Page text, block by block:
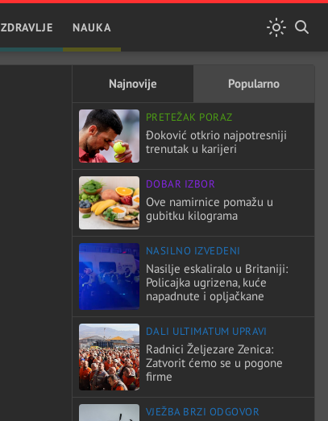
ZDRAVLJE NAUKA
Najnovije Popularno
PRETEŽAK PORAZ
Đoković otkrio najpotresniji
trenutak u karijeri
DOBAR IZBOR
Ove namirnice pomažu u
gubitku kilograma
NASILNO IZVEDENI
Nasilje eskaliralo u Britaniji:
Policajka ugrizena, kuće
napadnute i opljačkane
DALI ULTIMATUM UPRAVI
Radnici Željezare Zenica:
Zatvorit ćemo se u pogone
firme
VJEŽBA BRZI ODGOVOR